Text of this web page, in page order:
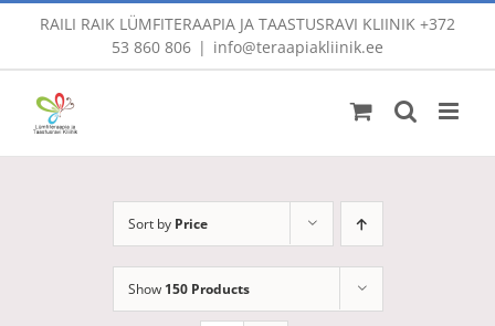
content
RAILI RAIK LÜMFITERAAPIA JA TAASTUSRAVI KLIINIK +372
53 860 806 | info@teraapiakliinik.ee
Sort by Price
Show 150 Products